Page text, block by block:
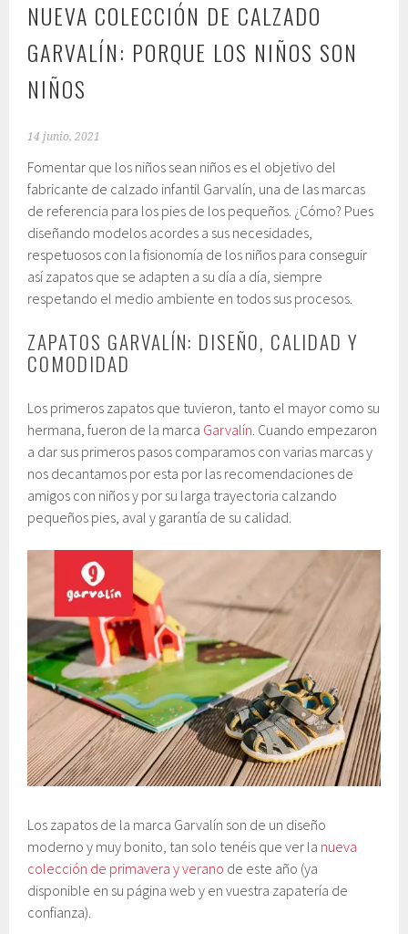
NUEVA COLECCIÓN DE CALZADO
GARVALÍN: PORQUE LOS NIÑOS SON
NIÑOS
14 junio, 2021
Fomentar que los niños sean niños es el objetivo del
fabricante de calzado infantil Garvalín, una de las marcas
de referencia para los pies de los pequeños. ¿Cómo? Pues
diseñando modelos acordes a sus necesidades,
respetuosos con la fisionomía de los niños para conseguir
así zapatos que se adapten a su día a día, siempre
respetando el medio ambiente en todos sus procesos.
ZAPATOS GARVALÍN: DISEÑO, CALIDAD Y
COMODIDAD
Los primeros zapatos que tuvieron, tanto el mayor como su
hermana, fueron de la marca Garvalín. Cuando empezaron
a dar sus primeros pasos comparamos con varias marcas y
nos decantamos por esta por las recomendaciones de
amigos con niños y por su larga trayectoria calzando
pequeños pies, aval y garantía de su calidad.
Los zapatos de la marca Garvalín son de un diseño
moderno y muy bonito, tan solo tenéis que ver la nueva
colección de primavera y verano de este año (ya
disponible en su página web y en vuestra zapatería de
confianza).